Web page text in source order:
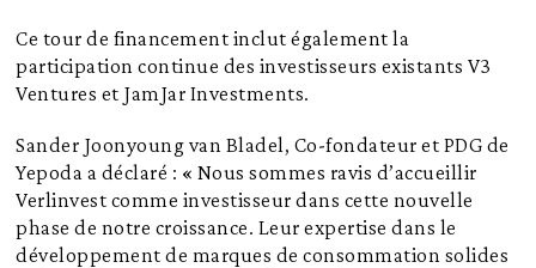
Ce tour de financement inclut également la
participation continue des investisseurs existants V3
Ventures et JamJar Investments.
Sander Joonyoung van Bladel, Co-fondateur et PDG de
Yepoda a déclaré : « Nous sommes ravis d’accueillir
Verlinvest comme investisseur dans cette nouvelle
phase de notre croissance. Leur expertise dans le
développement de marques de consommation solides